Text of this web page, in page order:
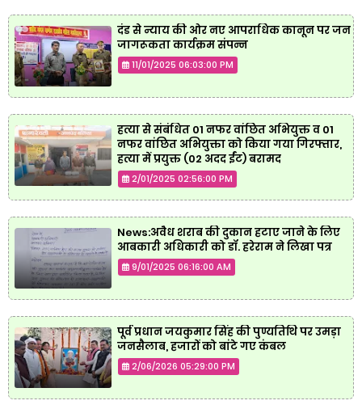
दंड से न्याय की ओर नए आपराधिक कानून पर जन
जागरूकता कार्यक्रम संपन्न
11/01/2025 06:03:00 PM
हत्या से संबंधित 01 नफर वांछित अभियुक्त व 01
नफर वांछित अभियुक्ता को किया गया गिरफ्तार,
हत्या में प्रयुक्त (02 अदद ईंट) बरामद
2/01/2025 02:56:00 PM
News:अवैध शराब की दुकान हटाए जाने के लिए
आबकारी अधिकारी को डॉ. हरेराम ने लिखा पत्र
9/01/2025 06:16:00 AM
पूर्व प्रधान जयकुमार सिंह की पुण्यतिथि पर उमड़ा
जनसैलाब, हजारों को बांटे गए कंबल
2/06/2026 05:29:00 PM